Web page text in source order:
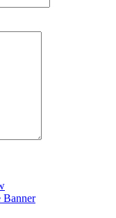
Banner